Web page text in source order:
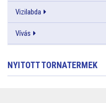
Vizilabda
Vívás
NYITOTT TORNATERMEK